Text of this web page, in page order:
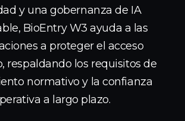
y una gobernanza de IA
BioEntry W3 ayuda a las
a proteger el acceso
respaldando los requisitos de
normativo y la confianza
a largo plazo.